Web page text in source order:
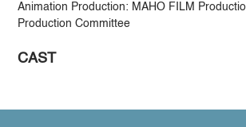
Animation Production: MAHO FILM
Production Committee
CAST